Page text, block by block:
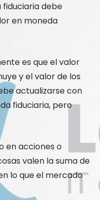
debe
en moneda
es que el valor
y el valor de los
actualizarse con
fiduciaria, pero
en acciones o
valen la suma de
lo que el mercado